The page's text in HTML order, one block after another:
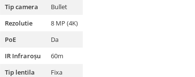
Tip camera
Bullet
Rezolutie
8 MP (4K)
PoE
Da
IR Infraroșu
60m
Tip lentila
Fixa